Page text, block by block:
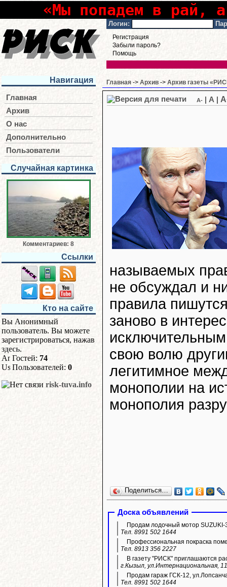
«Мы попадем в рай,
Логин:
Регистрация
Забыли пароль?
Помощь
Навигация
Главная
Архив
О нас
Дополнительно
Пользователи
Случайная картинка
Комментариев: 8
Ссылки
Кто на сайте
Вы Анонимный
пользователь. Вы можете
зарегистрироваться, нажав
здесь.
Гостей: 74
Пользователей: 0
risk-tuva.info
Главная -> Архив -> Архив газеты
A- A
называемых
не обсуждал и
правила
заново в
свою волю
легитимное
монополии на
монополия
Поделиться…
Доска объявлений
Продам лодочный мотор SUZUKI-
Тел. 8991 502 1644
Профессиональная покраска
Тел. 8913 356 2227
В газету "РИСК" приглашаются
г.Кызыл, ул.Интернациональная,
Продам гараж ГСК-12,
Тел. 8991 502 1644